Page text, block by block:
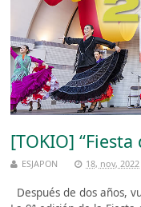
[TOKIO]
ESJAPON 18, nov, 2022
Después de dos años,